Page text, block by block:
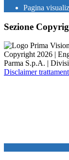
Pagina
Sezione
Copyright 2026 |
Parma S.p.A. |
Disclaimer